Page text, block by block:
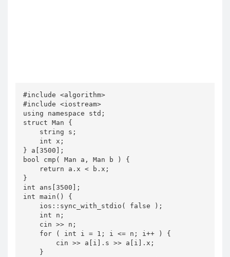
#include <algorithm>
#include <iostream>
using namespace std;
struct Man {
    string s;
    int x;
} a[3500];
bool cmp( Man a, Man b ) {
    return a.x < b.x;
}
int ans[3500];
int main() {
    ios::sync_with_stdio( false );
    int n;
    cin >> n;
    for ( int i = 1; i <= n; i++ ) {
        cin >> a[i].s >> a[i].x;
    }